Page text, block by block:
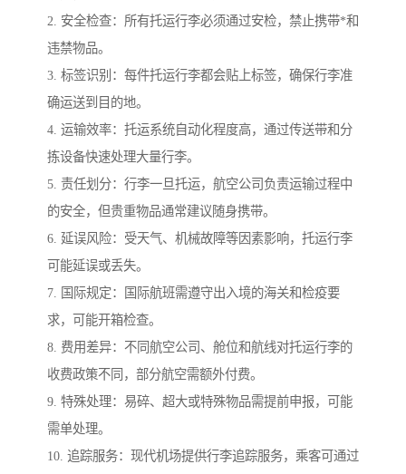
2. 安全检查：所有托运行李必须通过安检，禁止携带*和
违禁物品。
3. 标签识别：每件托运行李都会贴上标签，确保行李准
确运送到目的地。
4. 运输效率：托运系统自动化程度高，通过传送带和分
拣设备快速处理大量行李。
5. 责任划分：行李一旦托运，航空公司负责运输过程中
的安全，但贵重物品通常建议随身携带。
6. 延误风险：受天气、机械故障等因素影响，托运行李
可能延误或丢失。
7. 国际规定：国际航班需遵守出入境的海关和检疫要
求，可能开箱检查。
8. 费用差异：不同航空公司、舱位和航线对托运行李的
收费政策不同，部分航空需额外付费。
9. 特殊处理：易碎、超大或特殊物品需提前申报，可能
需单处理。
10. 追踪服务：现代机场提供行李追踪服务，乘客可通过